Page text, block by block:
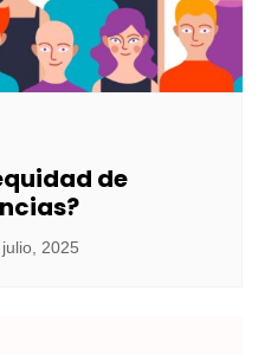
de
2025